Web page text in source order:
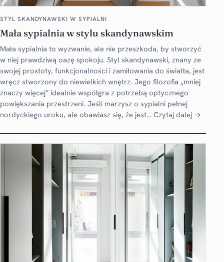
STYL SKANDYNAWSKI W SYPIALNI
Mała sypialnia w stylu skandynawskim
Mała sypialnia to wyzwanie, ale nie przeszkoda, by stworzyć
w niej prawdziwą oazę spokoju. Styl skandynawski, znany ze
swojej prostoty, funkcjonalności i zamiłowania do światła, jest
wręcz stworzony do niewielkich wnętrz. Jego filozofia „mniej
znaczy więcej” idealnie współgra z potrzebą optycznego
powiększania przestrzeni. Jeśli marzysz o sypialni pełnej
nordyckiego uroku, ale obawiasz się, że jest… Czytaj dalej →